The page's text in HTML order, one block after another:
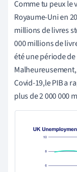
Comme tu peux le
Royaume-Uni en
millions de livres
000 millions de
été une période
Covid-19,le PIB a
plus de 2 000 000